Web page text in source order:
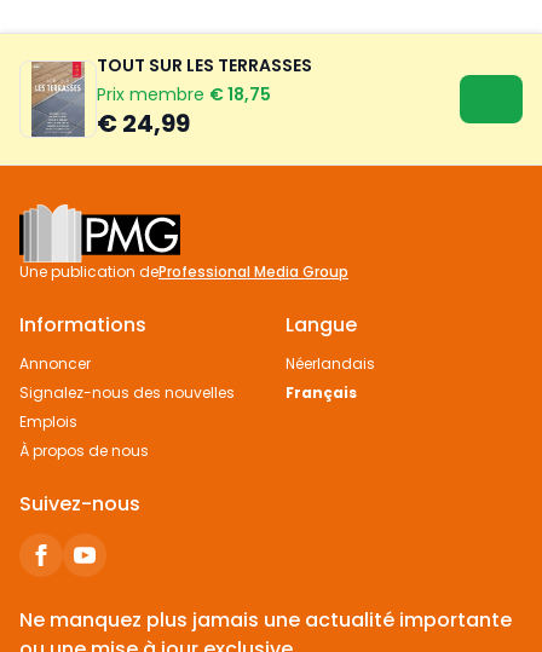
TOUT SUR LES TERRASSES
Prix membre € 18,75
€ 24,99
Footer
Une publication deProfessional Media Group
Informations
Annoncer
Signalez-nous des nouvelles
Emplois
À propos de nous
Langue
Néerlandais
Français
Suivez-nous
Ne manquez plus jamais une actualité importante